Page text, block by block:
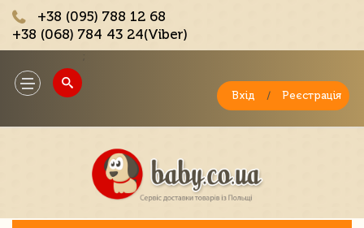
+38 (095) 788 12 68
+38 (068) 784 43 24(Viber)
Toggle
navigation
Вхід / Реєстрація